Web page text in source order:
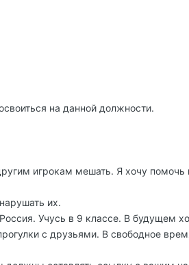
на данной должности.
игрокам мешать. Я хочу помочь
их.
Учусь в 9 классе. В будущем
с друзьями. В свободное